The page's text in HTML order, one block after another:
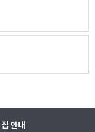
안내